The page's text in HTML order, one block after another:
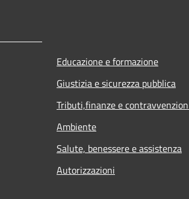
Educazione e formazione
Giustizia e sicurezza pubblica
Tributi,finanze e
Ambiente
Salute, benessere e assistenza
Autorizzazioni